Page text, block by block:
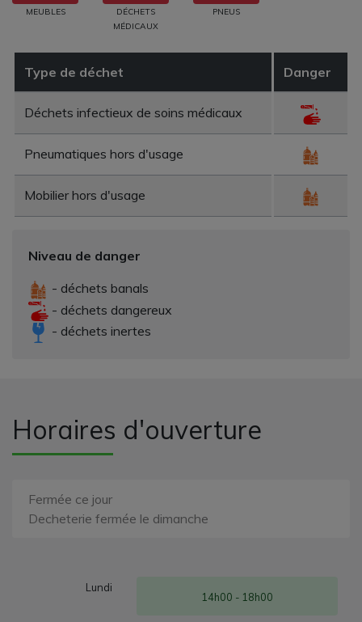
Type de déchet Danger
Déchets infectieux de soins médicaux
Pneumatiques hors d'usage
Mobilier hors d'usage
Niveau de danger
- déchets banals
- déchets dangereux
- déchets inertes
MEUBLES
DÉCHETS
MÉDICAUX
PNEUS
Horaires d'ouverture
Fermée ce jour
Decheterie fermée le dimanche
Lundi
14h00 - 18h00